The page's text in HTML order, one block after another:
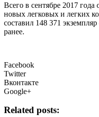
Всего в сентябре 2017
новых легковых и легких
составил 148 371
ранее.
Facebook
Twitter
Вконтакте
Google+
Related posts: